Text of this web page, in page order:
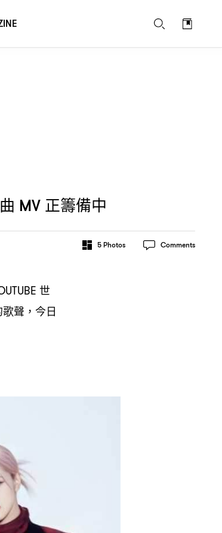
MV 正籌備中
5Photos Comments
世
聲 ， 今日